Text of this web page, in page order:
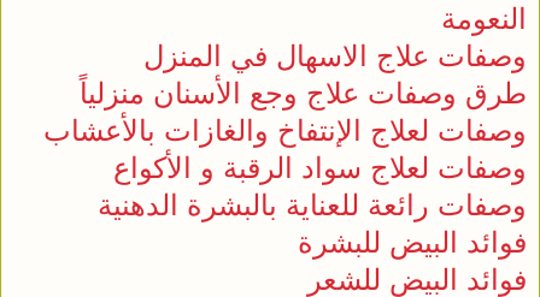
النعومة
وصفات علاج الاسهال في المنزل
طرق وصفات علاج وجع الأسنان منزلياً
وصفات لعلاج الإنتفاخ والغازات بالأعشاب
وصفات لعلاج سواد الرقبة و الأكواع
وصفات رائعة للعناية بالبشرة الدهنية
فوائد البيض للبشرة
فوائد البيض للشعر